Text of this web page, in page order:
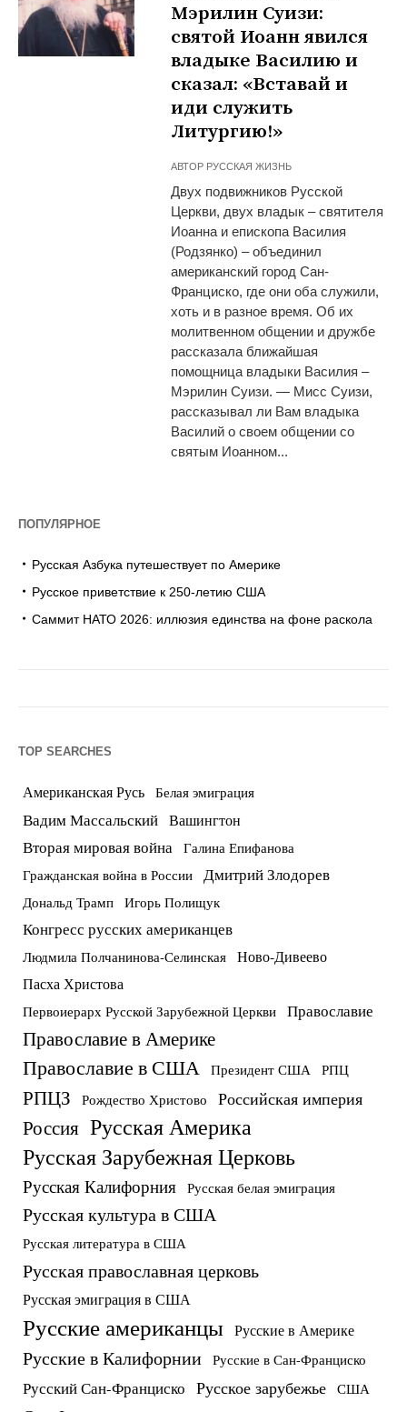
Мэрилин Суизи:
cвятой Иоанн явился
владыке Василию и
сказал: «Вставай и
иди служить
Литургию!»
АВТОР РУССКАЯ ЖИЗНЬ
Двух подвижников Русской
Церкви, двух владык – святителя
Иоанна и епископа Василия
(Родзянко) – объединил
американский город Сан-
Франциско, где они оба служили,
хоть и в разное время. Об их
молитвенном общении и дружбе
рассказала ближайшая
помощница владыки Василия –
Мэрилин Суизи. — Мисс Суизи,
рассказывал ли Вам владыка
Василий о своем общении со
святым Иоанном...
ПОПУЛЯРНОЕ
Русская Азбука путешествует по Америке
Русское приветствие к 250-летию США
Саммит НАТО 2026: иллюзия единства на фоне раскола
TOP SEARCHES
Американская Русь Белая эмиграция
Вадим Массальский Вашингтон
Вторая мировая война Галина Епифанова
Гражданская война в России Дмитрий Злодорев
Дональд Трамп Игорь Полищук
Конгресс русских американцев
Людмила Полчанинова-Селинская Ново-Дивеево
Пасха Христова
Первоиерарх Русской Зарубежной Церкви Православие
Православие в Америке
Православие в США Президент США РПЦ
РПЦЗ Рождество Христово Российская империя
Россия Русская Америка
Русская Зарубежная Церковь
Русская Калифорния Русская белая эмиграция
Русская культура в США
Русская литература в США
Русская православная церковь
Русская эмиграция в США
Русские американцы Русские в Америке
Русские в Калифорнии Русские в Сан-Франциско
Русский Сан-Франциско Русское зарубежье США